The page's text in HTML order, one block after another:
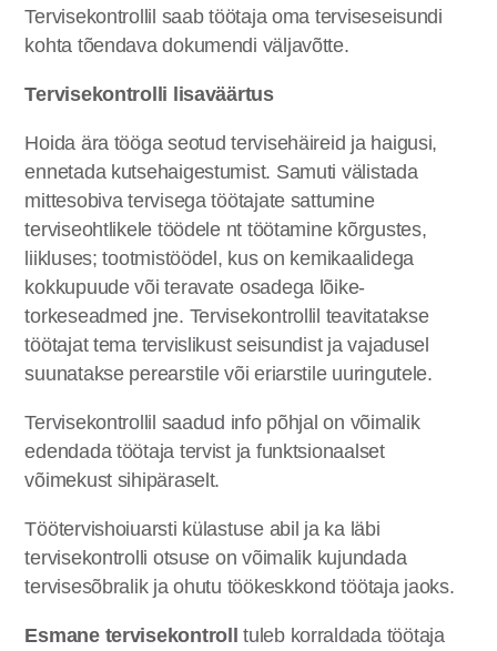
Tervisekontrollil saab töötaja oma terviseseisundi
kohta tõendava dokumendi väljavõtte.
Tervisekontrolli lisaväärtus
Hoida ära tööga seotud tervisehäireid ja haigusi,
ennetada kutsehaigestumist. Samuti välistada
mittesobiva tervisega töötajate sattumine
terviseohtlikele töödele nt töötamine kõrgustes,
liikluses; tootmistöödel, kus on kemikaalidega
kokkupuude või teravate osadega lõike-
torkeseadmed jne. Tervisekontrollil teavitatakse
töötajat tema tervislikust seisundist ja vajadusel
suunatakse perearstile või eriarstile uuringutele.
Tervisekontrollil saadud info põhjal on võimalik
edendada töötaja tervist ja funktsionaalset
võimekust sihipäraselt.
Töötervishoiuarsti külastuse abil ja ka läbi
tervisekontrolli otsuse on võimalik kujundada
tervisesõbralik ja ohutu töökeskkond töötaja jaoks.
Esmane tervisekontroll tuleb korraldada töötaja